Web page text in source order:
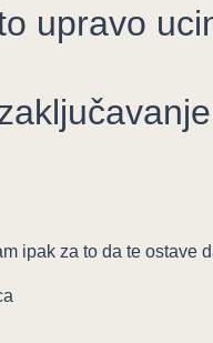
upravo
ipak za to da te ostave